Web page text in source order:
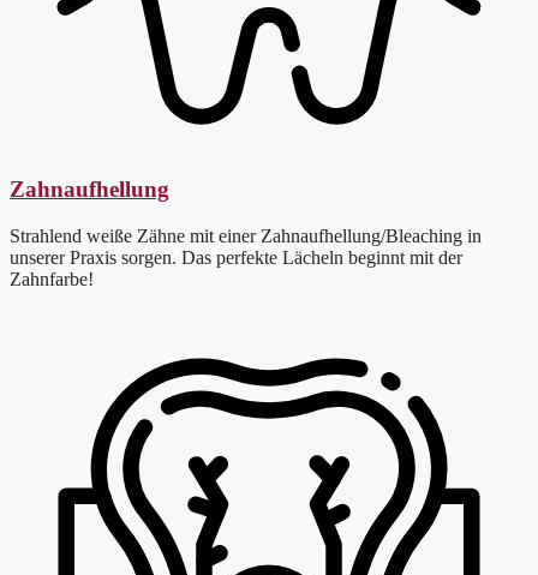
Zahnaufhellung
Strahlend weiße Zähne mit einer Zahnaufhellung/Bleaching in
unserer Praxis sorgen. Das perfekte Lächeln beginnt mit der
Zahnfarbe!